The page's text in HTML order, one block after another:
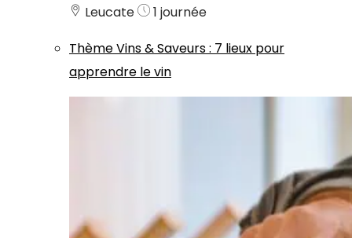
Leucate
1 journée
ThèmeVins & Saveurs: 7 lieux pour
apprendre le vin